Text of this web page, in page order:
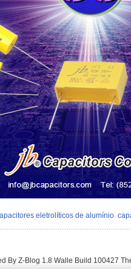
eletrolíticos de alumínio
By Z-Blog 1.8 Walle Build 100427